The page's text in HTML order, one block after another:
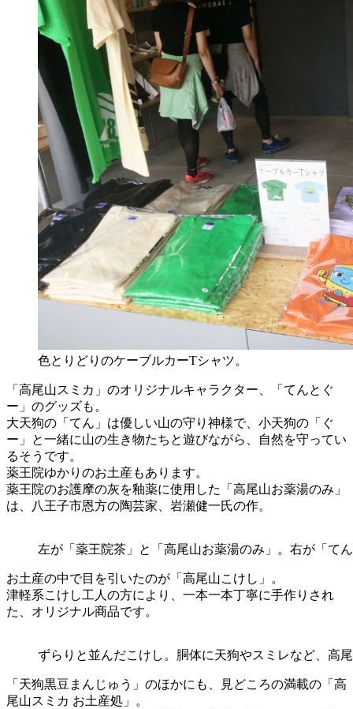
色とりどりのケーブルカーTシャツ。
「高尾山スミカ」のオリジナルキャラクター、「てんとぐ
ー」のグッズも。
大天狗の「てん」は優しい山の守り神様で、小天狗の「ぐ
ー」と一緒に山の生き物たちと遊びながら、自然を守ってい
るそうです。
薬王院ゆかりのお土産もあります。
薬王院のお護摩の灰を釉薬に使用した「高尾山お薬湯のみ」
は、八王子市恩方の陶芸家、岩瀬健一氏の作。
左が「薬王院茶」と「高尾山お薬湯のみ」。右が「て
お土産の中で目を引いたのが「高尾山こけし」。
津軽系こけし工人の方により、一本一本丁寧に手作りされ
た、オリジナル商品です。
ずらりと並んだこけし。胴体に天狗やスミレなど、高
「天狗黒豆まんじゅう」のほかにも、見どころの満載の「高
尾山スミカ お土産処」。